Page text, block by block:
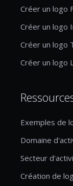
Créer un logo
Créer un logo
Créer un logo
Créer un logo
Exemples de
Domaine
Secteur
Création de